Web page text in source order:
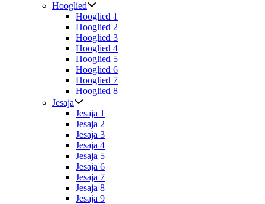
Hooglied
Hooglied 1
Hooglied 2
Hooglied 3
Hooglied 4
Hooglied 5
Hooglied 6
Hooglied 7
Hooglied 8
Jesaja
Jesaja 1
Jesaja 2
Jesaja 3
Jesaja 4
Jesaja 5
Jesaja 6
Jesaja 7
Jesaja 8
Jesaja 9